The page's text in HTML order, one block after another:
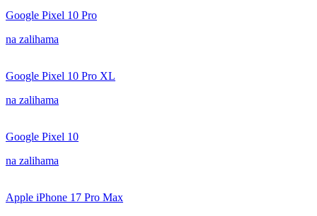
Google Pixel 10 Pro
na zalihama
Google Pixel 10 Pro XL
na zalihama
Google Pixel 10
na zalihama
Apple iPhone 17 Pro Max